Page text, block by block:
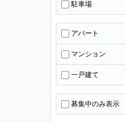
駐車場
アパート
マンション
一戸建て
募集中のみ表示